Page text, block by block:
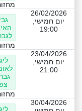
מחזור
26/02/2026
יום חמישי,
19:00
מחזור
23/04/2026
יום חמישי,
21:00
מחזור
30/04/2026